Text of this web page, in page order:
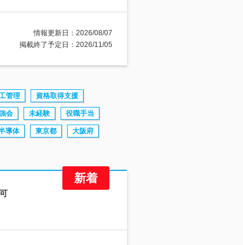
情報更新日：2026/08/07
掲載終了予定日：2026/11/05
管理 資格取得支援
会 未経験 役職手当
導体 東京都 大阪府